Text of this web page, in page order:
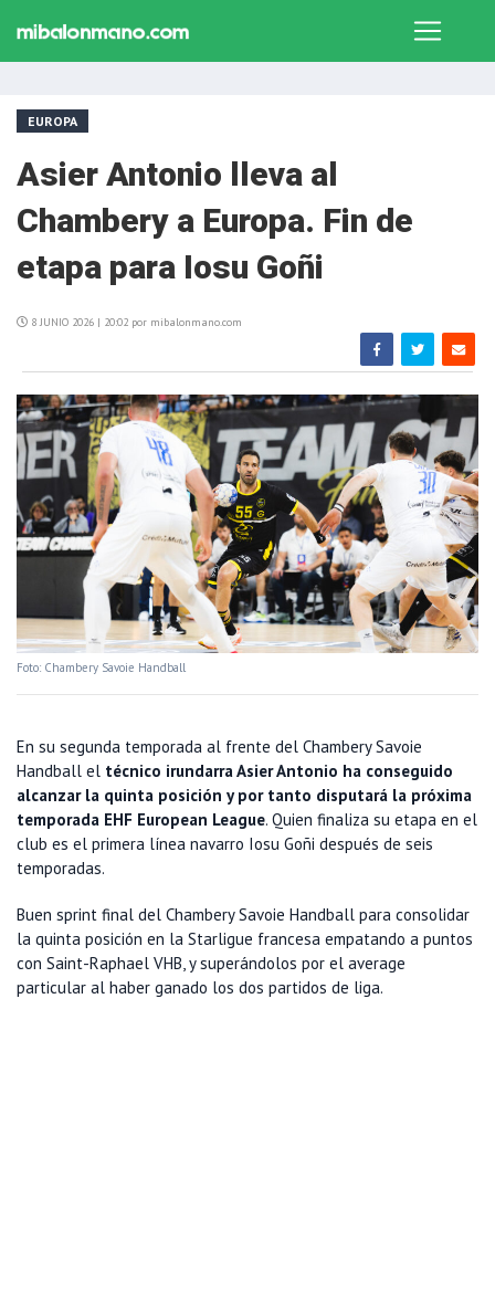
EUROPA
Asier Antonio lleva al
Chambery a Europa. Fin de
etapa para Iosu Goñi
8 JUNIO 2026 | 20:02 por mibalonmano.com
Foto: Chambery Savoie Handball
En su segunda temporada al frente del Chambery Savoie
Handball el técnico irundarra Asier Antonio ha conseguido
alcanzar la quinta posición y por tanto disputará la próxima
temporada EHF European League. Quien finaliza su etapa en el
club es el primera línea navarro Iosu Goñi después de seis
temporadas.
Buen sprint final del Chambery Savoie Handball para consolidar
la quinta posición en la Starligue francesa empatando a puntos
con Saint-Raphael VHB, y superándolos por el average
particular al haber ganado los dos partidos de liga.